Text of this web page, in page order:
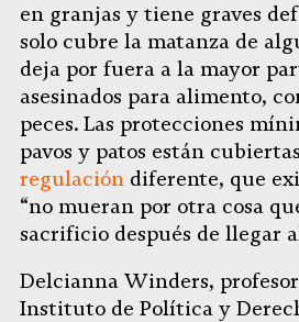
en granjas y tiene graves
solo cubre la matanza de
deja por fuera a la mayor
asesinados para alimento,
peces. Las protecciones
pavos y patos están
regulación diferente, que
“no mueran por otra cosa
sacrificio después de llegar
Delcianna Winders,
Instituto de Política y